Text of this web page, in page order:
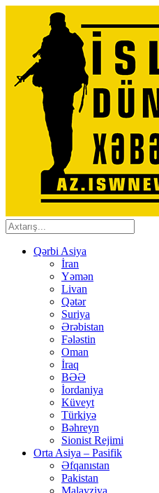
Qərbi Asiya
İran
Yəmən
Livan
Qətər
Suriya
Ərəbistan
Fələstin
Oman
İraq
BƏƏ
İordaniya
Küveyt
Türkiyə
Bəhreyn
Sionist Rejimi
Orta Asiya – Pasifik
Əfqanıstan
Pakistan
Malayziya